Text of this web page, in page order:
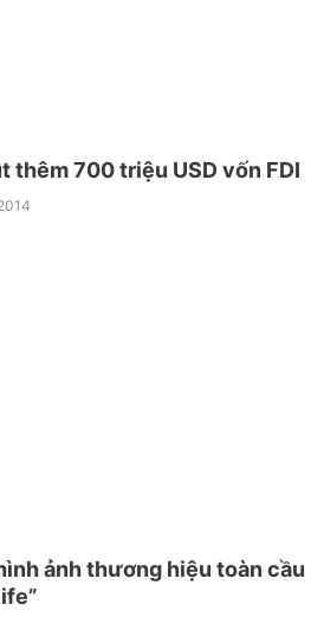
thêm 700 triệu USD vốn FDI
ảnh thương hiệu toàn cầu